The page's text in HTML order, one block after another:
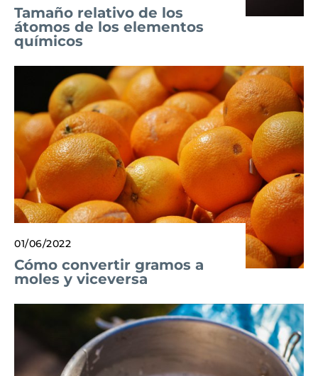
Tamaño relativo de los
átomos de los elementos
químicos
01/06/2022
Cómo convertir gramos a
moles y viceversa